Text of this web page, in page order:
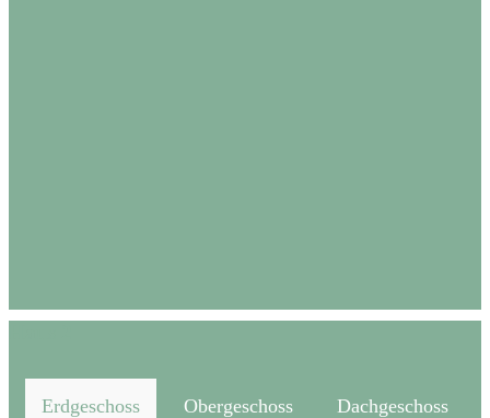
Erdgeschoss Obergeschoss Dachgeschoss